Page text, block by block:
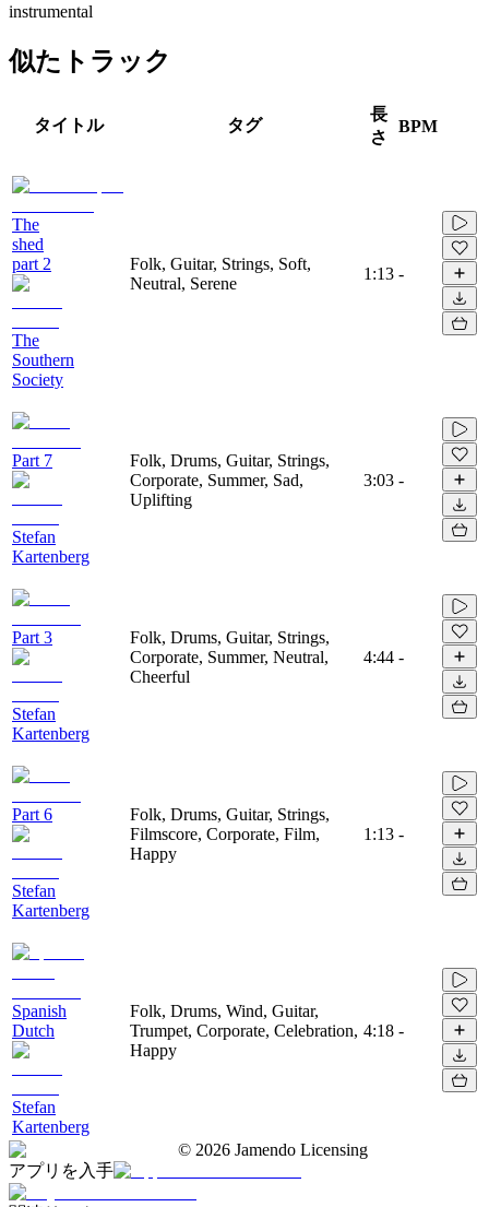
instrumental
似たトラック
タイトル タグ
長
さ
BPM
The
shed
part 2
The
Southern
Society
Folk, Guitar, Strings, Soft,
Neutral, Serene
1:13 -
Part 7
Stefan
Kartenberg
Folk, Drums, Guitar, Strings,
Corporate, Summer, Sad,
Uplifting
3:03 -
Part 3
Stefan
Kartenberg
Folk, Drums, Guitar, Strings,
Corporate, Summer, Neutral,
Cheerful
4:44 -
Part 6
Stefan
Kartenberg
Folk, Drums, Guitar, Strings,
Filmscore, Corporate, Film,
Happy
1:13 -
Spanish
Dutch
Stefan
Kartenberg
Folk, Drums, Wind, Guitar,
Trumpet, Corporate, Celebration,
Happy
4:18 -
© 2026 Jamendo Licensing
アプリを入手